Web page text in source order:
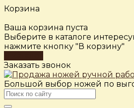
Корзина
Ваша корзина пуста
Выберите в каталоге
нажмите кнопку "В корзину"
Заказать звонок
Большой выбор ножей по